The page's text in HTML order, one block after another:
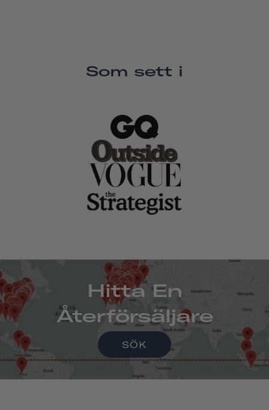
Som sett i
Hitta En
Återförsäljare
SÖK